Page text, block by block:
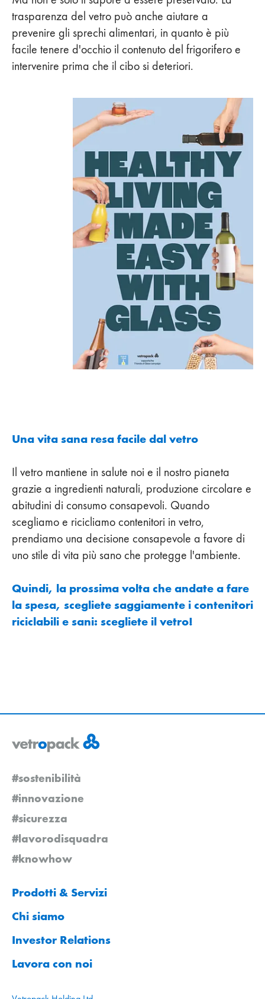
trasparenza del vetro può anche aiutare a
prevenire gli sprechi alimentari, in quanto è più
facile tenere d'occhio il contenuto del frigorifero e
intervenire prima che il cibo si deteriori.
Una vita sana resa facile dal vetro
Il vetro mantiene in salute noi e il nostro pianeta
grazie a ingredienti naturali, produzione circolare e
abitudini di consumo consapevoli. Quando
scegliamo e ricicliamo contenitori in vetro,
prendiamo una decisione consapevole a favore di
uno stile di vita più sano che protegge l'ambiente.
Quindi, la prossima volta che andate a fare
la spesa, scegliete saggiamente i contenitori
riciclabili e sani: scegliete il vetro!
#sostenibilità
#innovazione
#sicurezza
#lavorodisquadra
#knowhow
Prodotti & Servizi
Chi siamo
Investor Relations
Lavora con noi